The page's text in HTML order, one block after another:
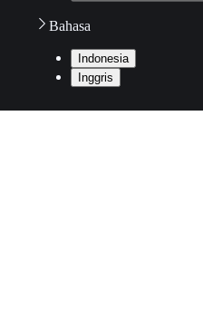
Bahasa
Indonesia
Inggris